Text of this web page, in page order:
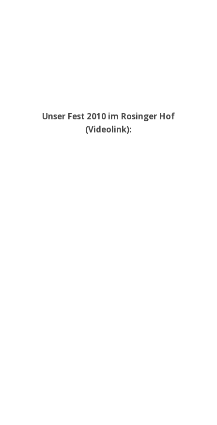
Unser Fest 2010 im Rosinger Hof
(Videolink):